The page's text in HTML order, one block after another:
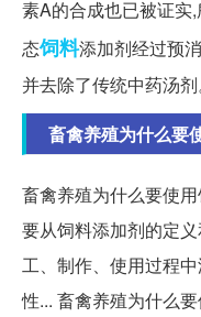
素A的合成也已被证实
态饲料添加剂经过预
并去除了传统中药汤剂
畜禽养殖为什么要
畜禽养殖为什么要使
要从饲料添加剂的定
工、制作、使用过程
性... 畜禽养殖为什么